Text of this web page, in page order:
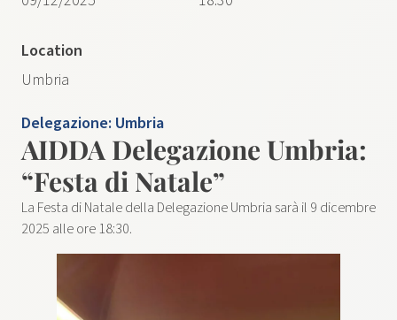
Delegazione: Umbria
AIDDA Delegazione Umbria:
“Festa di Natale”
La Festa di Natale della Delegazione Umbria sarà il 9 dicembre
2025 alle ore 18:30.
Location
Umbria